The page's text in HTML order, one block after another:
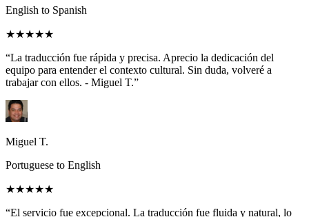
English to Spanish
★★★★★
“La traducción fue rápida y precisa. Aprecio la dedicación del
equipo para entender el contexto cultural. Sin duda, volveré a
trabajar con ellos. - Miguel T.”
Miguel T.
Portuguese to English
★★★★★
“El servicio fue excepcional. La traducción fue fluida y natural, lo